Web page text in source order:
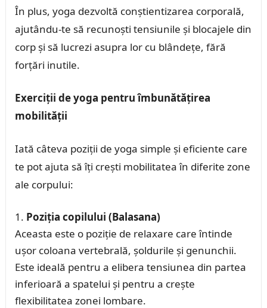
În plus, yoga dezvoltă conștientizarea corporală,
ajutându-te să recunoști tensiunile și blocajele din
corp și să lucrezi asupra lor cu blândețe, fără
forțări inutile.
Exerciții de yoga pentru îmbunătățirea
mobilității
Iată câteva poziții de yoga simple și eficiente care
te pot ajuta să îți crești mobilitatea în diferite zone
ale corpului:
Poziția copilului (Balasana)
Aceasta este o poziție de relaxare care întinde
ușor coloana vertebrală, șoldurile și genunchii.
Este ideală pentru a elibera tensiunea din partea
inferioară a spatelui și pentru a crește
flexibilitatea zonei lombare.